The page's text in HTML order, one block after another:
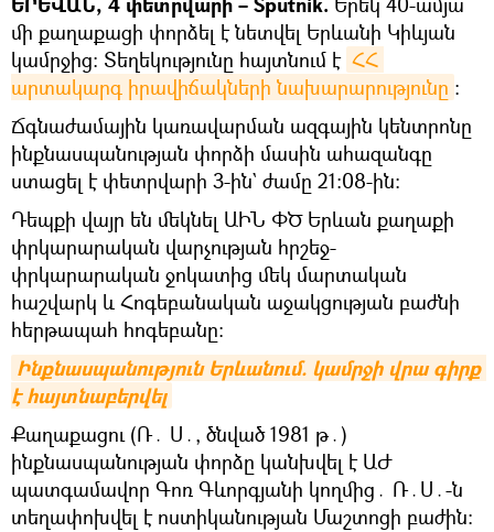
մի քաղաքացի փորձել է նետվել Երևանի Կիևյան
կամրջից։ Տեղեկությունը հայտնում է ՀՀ
արտակարգ իրավիճակների նախարարությունը ։
Ճգնաժամային կառավարման ազգային կենտրոնը
ինքնասպանության փորձի մասին ահազանգը
ստացել է փետրվարի 3-ին` ժամը 21։08-ին։
Դեպքի վայր են մեկնել ԱԻՆ ՓԾ Երևան քաղաքի
փրկարարական վարչության հրշեջ-
փրկարարական ջոկատից մեկ մարտական
հաշվարկ և Հոգեբանական աջակցության բաժնի
հերթապահ հոգեբանը։
Ինքնասպանություն Երևանում. կամրջի վրա գիրք
է հայտնաբերվել
Քաղաքացու (Ռ․ Ս․, ծնված 1981 թ․)
ինքնասպանության փորձը կանխվել է ԱԺ
պատգամավոր Գոռ Գևորգյանի կողմից․ Ռ․Ս․-ն
տեղափոխվել է ոստիկանության Մաշտոցի բաժին։